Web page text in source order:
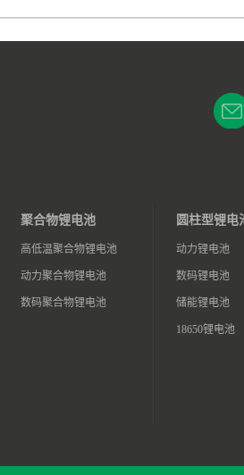
聚合物锂电池
高低温聚合物锂电池
动力聚合物锂电池
数码聚合物锂电池
圆柱型锂电
动力锂电池
数码锂电池
储能锂电池
18650锂电池